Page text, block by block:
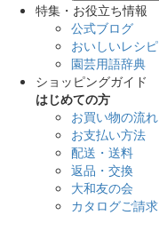
特集・お役立ち情報
公式ブログ
おいしいレシピ
園芸用語辞典
ショッピングガイド
はじめての方
お買い物の流れ
お支払い方法
配送・送料
返品・交換
大和友の会
カタログご請求